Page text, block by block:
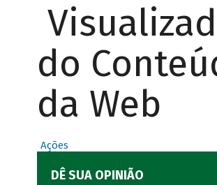
do
da Web
Ações
DÊ SUA OPINIÃO